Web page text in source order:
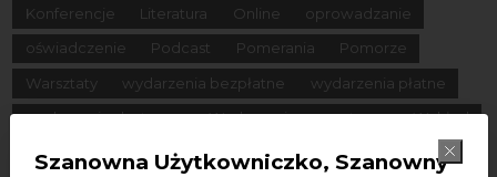
Szanowna Użytkowniczko, Szanowny
Konferencje
Literatura Online
oprowadzanie
oświadczenie
Podcast Pomerania
Pomorze
Warsztaty
wydarzenia bezpłatne
wydarzenia płatne
wydarzenie dostępne
Wydarzenie zewnętrzne
Wykład
Spotkania
Koncerty Wystawy Edukacja Badania